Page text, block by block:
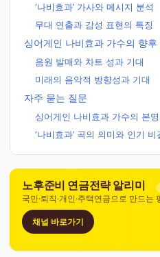
‘나비효과’ 가사와 메시지 분석
무대 연출과 감성 표현의 특징
싱어게인 나비효과 가수의 향
음원 발매와 차트 성과 기대
미래의 음악적 방향성과 기대
자주 묻는 질문
싱어게인 나비효과 가수의 본
‘나비효과’ 곡의 의미와 인기
노후준비 연금전략 알리미
국민·퇴직·개인·주택연금으로 만드는
채널 바로가기